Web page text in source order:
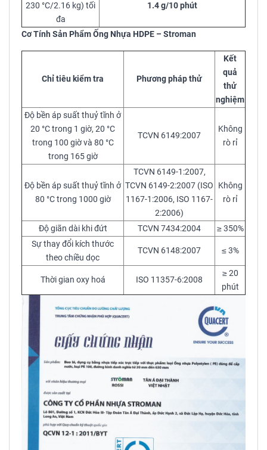
230 °C/2.16 kg) tối
đa
1.4 g/10 phút
Cơ Tính Sản Phẩm Ống Nhựa HDPE – Stroman
Chỉ tiêu kiểm tra Phương pháp thử
Kết
quả
thử
nghiệm
Độ bền áp suất thuỷ tĩnh ở
20 °C trong 1 giờ, 20 °C
trong 100 giờ và 80 °C
trong 165 giờ
TCVN 6149:2007
Không
rò rỉ
Độ bền áp suất thuỷ tĩnh ở
80 °C trong 1000 giờ
TCVN 6149-1:2007,
TCVN 6149-2:2007 (ISO
1167-1:2006, ISO 1167-
2:2006)
Không
rò rỉ
Độ giãn dài khi đứt TCVN 7434:2004
≥ 350%
Sự thay đổi kích thước
theo chiều dọc
TCVN 6148:2007 ≤ 3%
Thời gian oxy hoá ISO 11357-6:2008
≥ 20
phút